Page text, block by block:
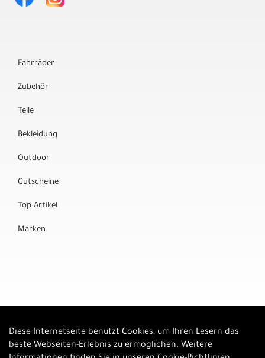
Fahrräder
Zubehör
Teile
Bekleidung
Outdoor
Gutscheine
Top Artikel
Marken
Diese Internetseite benutzt Cookies, um Ihren Lesern das
beste Webseiten-Erlebnis zu ermöglichen. Weitere
Auftrag widerrufen